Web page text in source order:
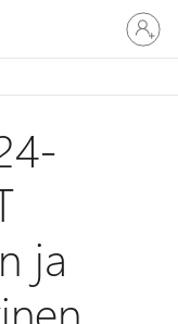
Kirjaudu
sisään
tilille
ja